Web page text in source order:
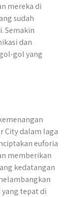
mereka di
sudah
Semakin
dan
gol yang
City dalam laga
euforia
memberikan
kedatangan
tepat di